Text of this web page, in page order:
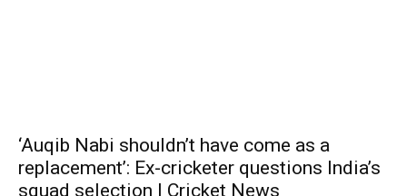
‘Auqib Nabi shouldn’t have come as a
replacement’: Ex-cricketer questions India’s
squad selection | Cricket News